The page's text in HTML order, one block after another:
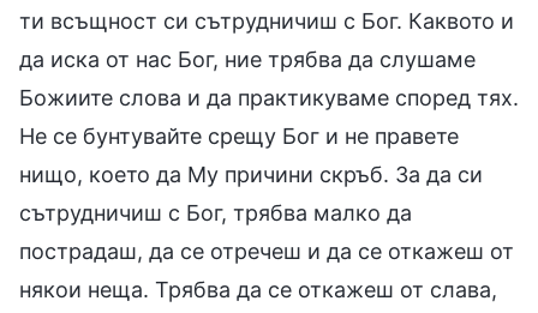
ти всъщност си сътрудничиш с Бог. Каквото и
да иска от нас Бог, ние трябва да слушаме
Божиите слова и да практикуваме според тях.
Не се бунтувайте срещу Бог и не правете
нищо, което да Му причини скръб. За да си
сътрудничиш с Бог, трябва малко да
пострадаш, да се отречеш и да се откажеш от
някои неща. Трябва да се откажеш от слава,